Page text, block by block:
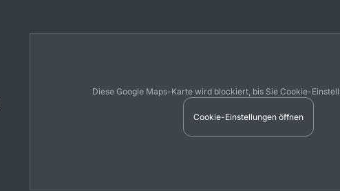
Diese Google Maps-Karte wird blockiert, bis Sie Cookie-
Cookie-Einstellungen öffnen